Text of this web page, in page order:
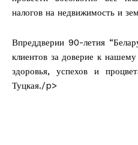
налогов на недвижимость и
Впреддверии 90-летия
клиентов за доверие к
здоровья, успехов и
Туцкая./p>